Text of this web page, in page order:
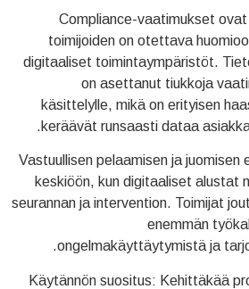
Compliance-vaatimukset
toimijoiden on otettava
digitaaliset toimintaympäristöt.
on asettanut tiukkoja
käsittelylle, mikä on erityisen
keräävät runsaasti dataa
Vastuullisen pelaamisen ja juomisen
keskiöön, kun digitaaliset alustat
seurannan ja intervention. Toimijat
enemmän
ongelmakäyttäytymistä ja
Käytännön suositus: Kehittäkää